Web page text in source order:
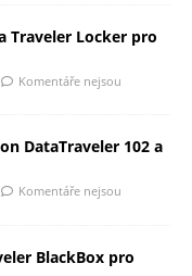
Traveler Locker pro
Komentáře nejsou
DataTraveler 102 a
Komentáře nejsou
BlackBox pro